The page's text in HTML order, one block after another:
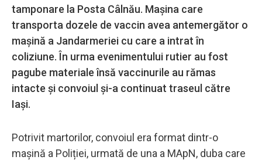
tamponare la Posta Câlnău. Mașina care
transporta dozele de vaccin avea antemergător o
mașină a Jandarmeriei cu care a intrat în
coliziune. În urma evenimentului rutier au fost
pagube materiale însă vaccinurile au rămas
intacte și convoiul și-a continuat traseul către
Iași.
Potrivit martorilor, convoiul era format dintr-o
mașină a Poliției, urmată de una a MApN, duba care